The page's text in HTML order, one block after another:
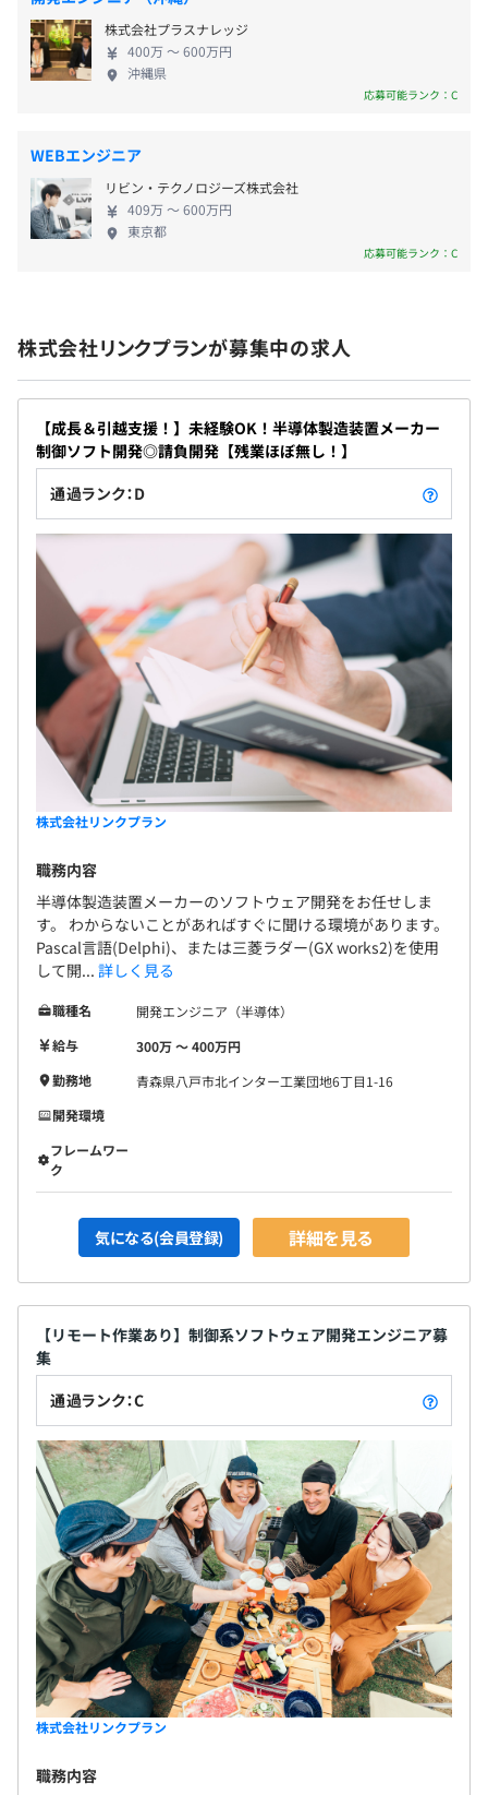
現場の評価だけでなく、代表自ら評価し決定いたします。
しすぎないようにし、各自の努力・成果をしっかりと評価
しています。
社員、開発経験が豊富なリーダー、子育てと仕事の両立に
社内のエンジニア2～3名で1チームを組み、ご経験に合わ
せて詳細設計やプログラミング、単体テスト、デバッグな
どをお任せします。プロジェクトの規模は10人以上のもの
がほとんど。開発期間は案件に合わせて2、3ヶ月～1年程
を要します。
・おしゃれ手当
※試用期間中は支給無し
※4月段階で1年以上在籍している方が昇給対象者
社会保険完備（健康保険・厚生年金加入・雇用保険・労災
保険）
関東ITソフトウェア健康保険組合加入
無期雇用
試用期間あり：６か月
※面談や面接時に期間の短縮や契約社員への変更がある場
合はお伝えします
労働条件に差異はありません。
その理由は、渋谷という土地に払っていた高い賃料
を社員に還元したいと考えたからです。 そして2022
年現在、更なる還元を目指して、バーチャルオフィ
スへと移転しました！そのため受託開発の場合も本
だからこそできることがあります！ 今後も時代の流
れと共に柔軟に変化・対応しながら成長していける
会社です。
株式会社プラスナレッジ
400万 〜 600万円
沖縄県
応募可能ランク：C
WEBエンジニア
リビン・テクノロジーズ株式会社
409万 〜 600万円
東京都
応募可能ランク：C
株式会社リンクプランが募集中の求人
【成長＆引越支援！】未経験OK！半導体製造装置メーカー
制御ソフト開発◎請負開発【残業ほぼ無し！】
通過ランク：D
株式会社リンクプラン
職務内容
半導体製造装置メーカーのソフトウェア開発をお任せしま
す。 わからないことがあればすぐに聞ける環境があります。
Pascal言語(Delphi)、または三菱ラダー(GX works2)を使用
して開... 詳しく見る
職種名
開発エンジニア（半導体）
給与
300万 〜 400万円
勤務地
青森県八戸市北インター工業団地6丁目1-16
開発環境
フレームワー
ク
気になる(会員登録) 詳細を見る
【リモート作業あり】制御系ソフトウェア開発エンジニア募
集
通過ランク：C
株式会社リンクプラン
職務内容